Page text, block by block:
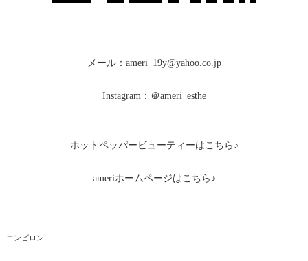
メール：ameri_19y@yahoo.co.jp
Instagram：＠ameri_esthe
ホットペッパービューティーはこちら♪
ameriホームページはこちら♪
エンビロン